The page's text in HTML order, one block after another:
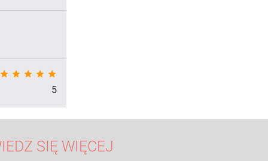
star star star star star
5
SIĘ WIĘCEJ